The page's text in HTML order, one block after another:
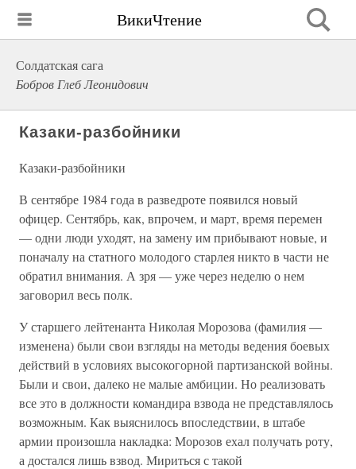
ВикиЧтение
Солдатская сага
Бобров Глеб Леонидович
Казаки-разбойники
Казаки-разбойники
В сентябре 1984 года в разведроте появился новый
офицер. Сентябрь, как, впрочем, и март, время перемен
— одни люди уходят, на замену им прибывают новые, и
поначалу на статного молодого старлея никто в части не
обратил внимания. А зря — уже через неделю о нем
заговорил весь полк.
У старшего лейтенанта Николая Морозова (фамилия —
изменена) были свои взгляды на методы ведения боевых
действий в условиях высокогорной партизанской войны.
Были и свои, далеко не малые амбиции. Но реализовать
все это в должности командира взвода не представлялось
возможным. Как выяснилось впоследствии, в штабе
армии произошла накладка: Морозов ехал получать роту,
а достался лишь взвод. Мириться с такой